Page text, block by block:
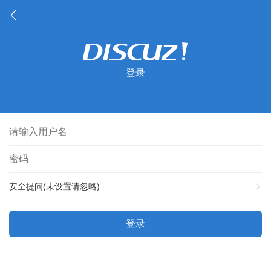
登录
安全提问(未设置请忽略)
登录